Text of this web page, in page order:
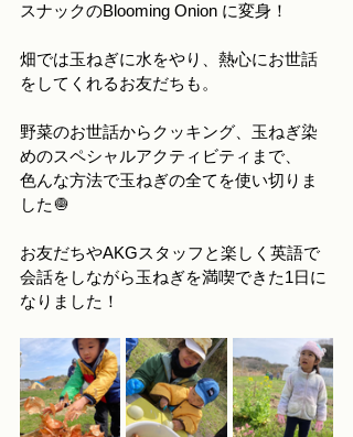
スナックのBlooming Onion に変身！
畑では玉ねぎに水をやり、熱心にお世話
をしてくれるお友だちも。
野菜のお世話からクッキング、玉ねぎ染
めのスペシャルアクティビティまで、
色んな方法で玉ねぎの全てを使い切りま
した🧅
お友だちやAKGスタッフと楽しく英語で
会話をしながら玉ねぎを満喫できた1日に
なりました！